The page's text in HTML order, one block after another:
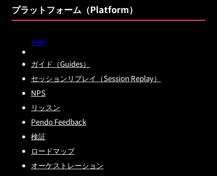
プラットフォーム（Platform）
分析
ガイド（Guides）
セッションリプレイ（Session Replay）
NPS
リッスン
Pendo Feedback
検証
ロードマップ
オーケストレーション